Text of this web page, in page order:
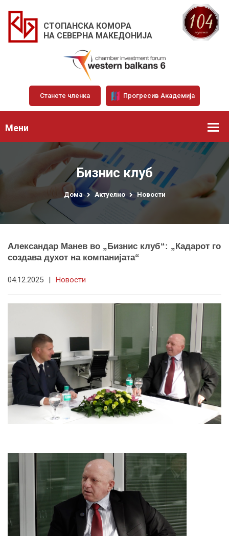
СТОПАНСКА КОМОРА
НА СЕВЕРНА МАКЕДОНИЈА
Станете членка Прогресив Академија
Мени
Бизнис клуб
Дома Актуелно Новости
Александар Манев во „Бизнис клуб“: „Кадарот го
создава духот на компанијата“
04.12.2025 | Новости